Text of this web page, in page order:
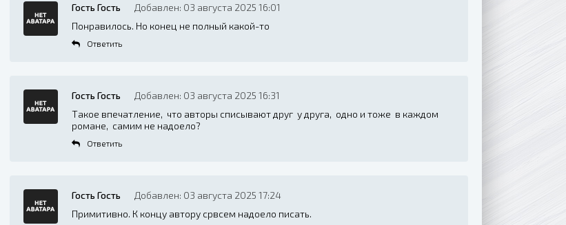
Гость Гость
Добавлен: 03 августа 2025 16:01
Понравилось. Но конец не полный какой-то
Ответить
Гость Гость
Добавлен: 03 августа 2025 16:31
Такое впечатление, что авторы списывают друг у друга, одно и тоже в каждом
романе, самим не надоело?
Ответить
Гость Гость
Добавлен: 03 августа 2025 17:24
Примитивно. К концу автору срвсем надоело писать.